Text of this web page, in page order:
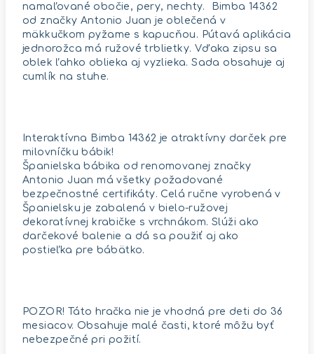
namaľované obočie, pery, nechty. Bimba 14362
od značky Antonio Juan je oblečená v
mäkkučkom pyžame s kapucňou. Pútavá aplikácia
jednorožca má ružové trblietky. Vďaka zipsu sa
oblek ľahko oblieka aj vyzlieka. Sada obsahuje aj
cumlík na stuhe.
Interaktívna Bimba 14362 je atraktívny darček pre
milovníčku bábik!
Španielska bábika od renomovanej značky
Antonio Juan má všetky požadované
bezpečnostné certifikáty. Celá ručne vyrobená v
Španielsku je zabalená v bielo-ružovej
dekoratívnej krabičke s vrchnákom. Slúži ako
darčekové balenie a dá sa použiť aj ako
postieľka pre bábätko.
POZOR! Táto hračka nie je vhodná pre deti do 36
mesiacov. Obsahuje malé časti, ktoré môžu byť
nebezpečné pri požití.